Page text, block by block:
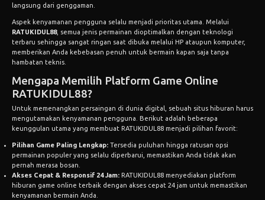
langsung dari genggaman.
Aspek kenyamanan pengguna selalu menjadi prioritas utama. Melalui
RATUKIDUL88, semua jenis permainan dioptimalkan dengan teknologi
terbaru sehingga sangat ringan saat dibuka melalui HP ataupun komputer,
memberikan Anda kebebasan penuh untuk bermain kapan saja tanpa
hambatan teknis.
Mengapa Memilih Platform Game Online
RATUKIDUL88?
Untuk memenangkan persaingan di dunia digital, sebuah situs hiburan harus
mengutamakan kenyamanan pengguna. Berikut adalah beberapa
keunggulan utama yang membuat RATUKIDUL88 menjadi pilihan favorit:
Pilihan Game Paling Lengkap: Tersedia puluhan hingga ratusan opsi
permainan populer yang selalu diperbarui, memastikan Anda tidak akan
pernah merasa bosan.
Akses Cepat & Responsif 24 Jam: RATUKIDUL88 menyediakan platform
hiburan game online terbaik dengan akses cepat 24 jam untuk memastikan
kenyamanan bermain Anda.